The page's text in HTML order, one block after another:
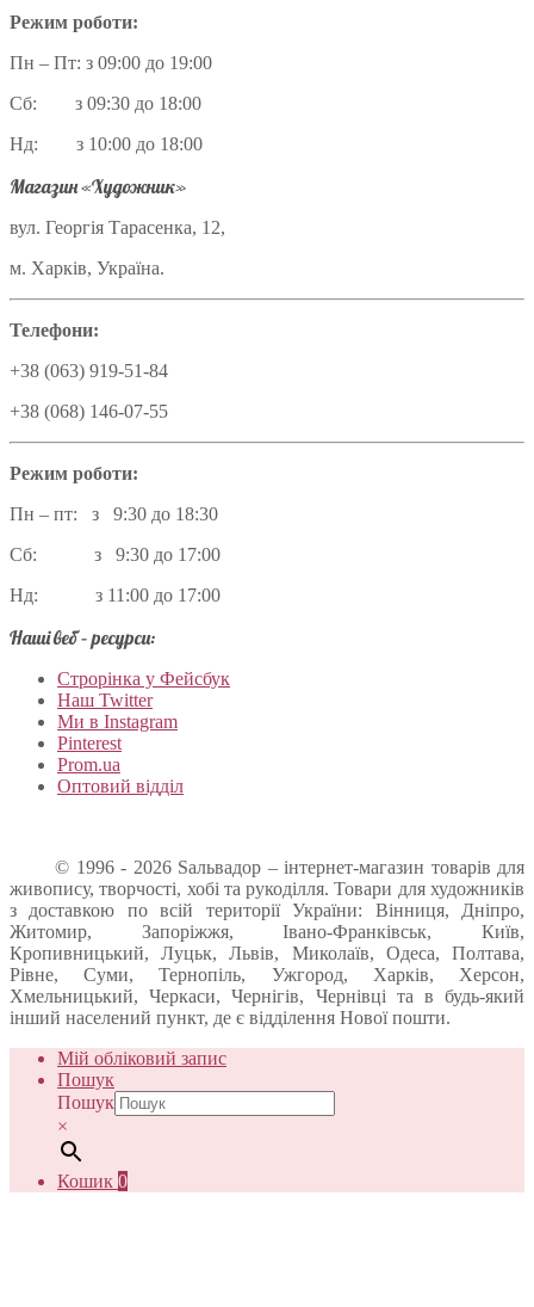
Режим роботи:
Пн – Пт: з 09:00 до 19:00
Сб: з 09:30 до 18:00
Нд: з 10:00 до 18:00
Магазин «Художник»
вул. Георгія Тарасенка, 12,
м. Харків, Україна.
Телефони:
+38 (063) 919-51-84
+38 (068) 146-07-55
Режим роботи:
Пн – пт: з 9:30 до 18:30
Сб: з 9:30 до 17:00
Нд: з 11:00 до 17:00
Наші веб – ресурси:
Строрінка у Фейсбук
Наш Twitter
Ми в Instagram
Pinterest
Prom.ua
Оптовий відділ
© 1996 - 2026 Sальвадор – інтернет-магазин товарів для
живопису, творчості, хобі та рукоділля. Товари для художників
з доставкою по всій території України: Вінниця, Дніпро,
Житомир, Запоріжжя, Івано-Франківськ, Київ,
Кропивницький, Луцьк, Львів, Миколаїв, Одеса, Полтава,
Рівне, Суми, Тернопіль, Ужгород, Харків, Херсон,
Хмельницький, Черкаси, Чернігів, Чернівці та в будь-який
інший населений пункт, де є відділення Нової пошти.
Мій обліковий запис
Пошук
Пошук
×
Кошик 0